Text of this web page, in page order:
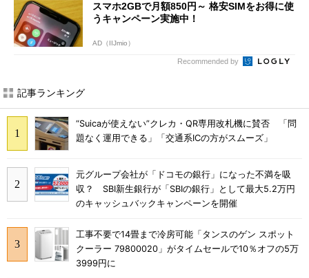
スマホ2GBで月額850円～ 格安SIMをお得に使
うキャンペーン実施中！
AD（IIJmio）
Recommended by
記事ランキング
“Suicaが使えない”クレカ・QR専用改札機に賛否 「問
題なく運用できる」「交通系ICの方がスムーズ」
元グループ会社が「ドコモの銀行」になった不満を吸
収？ SBI新生銀行が「SBIの銀行」として最大5.2万円
のキャッシュバックキャンペーンを開催
工事不要で14畳まで冷房可能「タンスのゲン スポット
クーラー 79800020」がタイムセールで10％オフの5万
3999円に